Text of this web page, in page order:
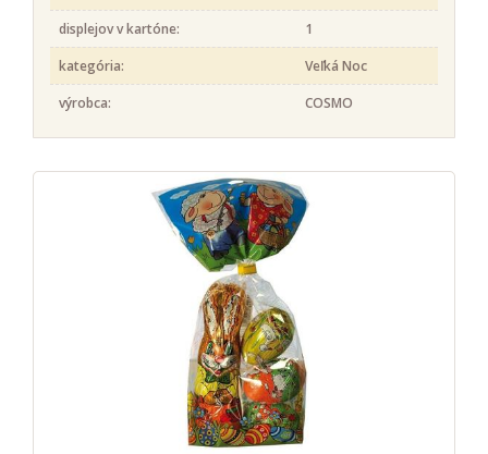
displejov v kartóne:
1
kategória:
Veľká Noc
výrobca:
COSMO